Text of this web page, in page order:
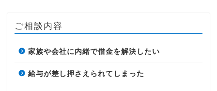
ご相談内容
家族や会社に内緒で借金を解決したい
給与が差し押さえられてしまった